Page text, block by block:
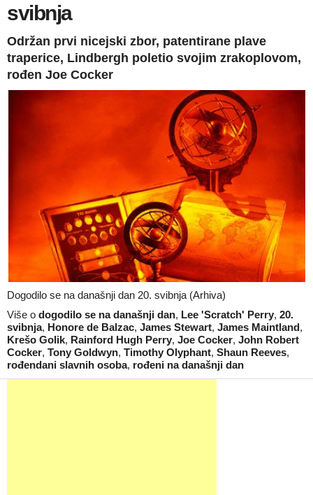
svibnja
Održan prvi nicejski zbor, patentirane plave
traperice, Lindbergh poletio svojim zrakoplovom,
rođen Joe Cocker
Dogodilo se na današnji dan 20. svibnja (Arhiva)
Više o dogodilo se na današnji dan, Lee 'Scratch' Perry, 20.
svibnja, Honore de Balzac, James Stewart, James Maintland,
Krešo Golik, Rainford Hugh Perry, Joe Cocker, John Robert
Cocker, Tony Goldwyn, Timothy Olyphant, Shaun Reeves,
rođendani slavnih osoba, rođeni na današnji dan